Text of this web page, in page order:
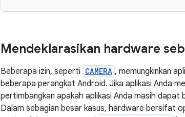
Mendeklarasikan hardware
Beberapa izin, seperti CAMERA , memungkinkan
beberapa perangkat Android. Jika aplikasi Anda
pertimbangkan apakah aplikasi Anda masih
Dalam sebagian besar kasus, hardware bersifat